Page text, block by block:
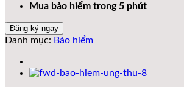
Mua bảo hiểm trong 5 phút
Đăng ký ngay
Danh mục: Bảo hiểm